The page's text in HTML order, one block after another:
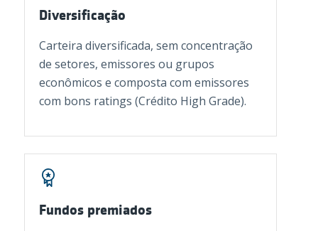
Diversificação
Carteira diversificada, sem concentração
de setores, emissores ou grupos
econômicos e composta com emissores
com bons ratings (Crédito High Grade).
Fundos premiados